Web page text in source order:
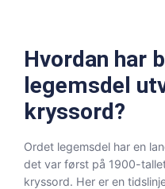
Hvordan har
legemsdel
kryssord?
Ordet legemsdel har en
det var først på 1900-
kryssord. Her er en